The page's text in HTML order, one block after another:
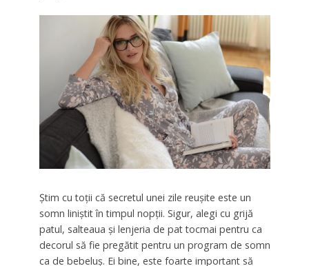
Știm cu toții că secretul unei zile reușite este un
somn liniștit în timpul nopții. Sigur, alegi cu grijă
patul, salteaua și lenjeria de pat tocmai pentru ca
decorul să fie pregătit pentru un program de somn
ca de bebeluș. Ei bine, este foarte important să